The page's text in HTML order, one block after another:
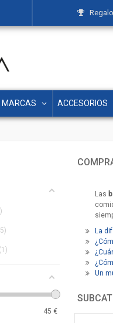
MARCAS ACCESORIOS
5
1
45 €
Las
La
Un